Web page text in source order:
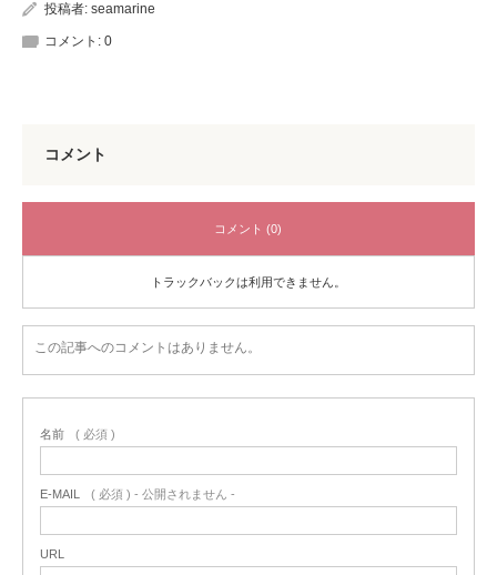
投稿者: seamarine
コメント: 0
コメント
コメント (0)
トラックバックは利用できません。
この記事へのコメントはありません。
名前 ( 必須 )
E-MAIL ( 必須 ) - 公開されません -
URL